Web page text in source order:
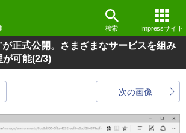
検索 Impressサイト
正式公開。さまざまなサービスを組み
が可能(2/3)
次の画像